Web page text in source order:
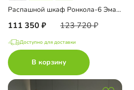
Распашной шкаф Ронкола-6 Эмаль
111 350 123 720
Доступно для доставки
В корзину